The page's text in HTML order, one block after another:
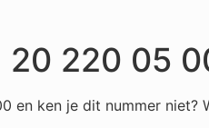
20 220 05
en ken je dit nummer